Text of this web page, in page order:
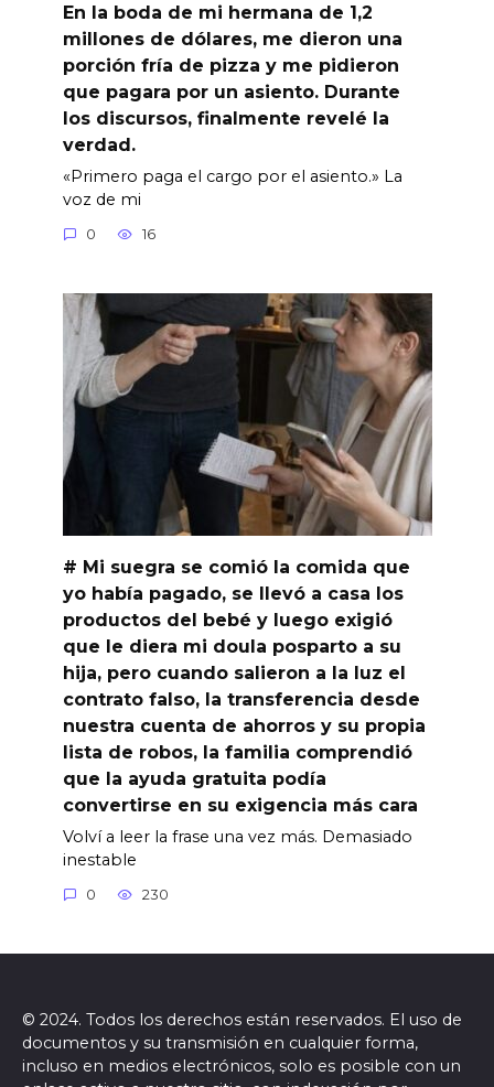
En la boda de mi hermana de 1,2
millones de dólares, me dieron una
porción fría de pizza y me pidieron
que pagara por un asiento. Durante
los discursos, finalmente revelé la
verdad.
«Primero paga el cargo por el asiento.» La
voz de mi
0 16
# Mi suegra se comió la comida que
yo había pagado, se llevó a casa los
productos del bebé y luego exigió
que le diera mi doula posparto a su
hija, pero cuando salieron a la luz el
contrato falso, la transferencia desde
nuestra cuenta de ahorros y su propia
lista de robos, la familia comprendió
que la ayuda gratuita podía
convertirse en su exigencia más cara
Volví a leer la frase una vez más. Demasiado
inestable
0 230
© 2024. Todos los derechos están reservados. El uso de
documentos y su transmisión en cualquier forma,
incluso en medios electrónicos, solo es posible con un